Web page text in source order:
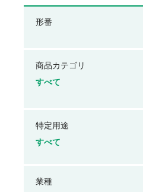
形番
商品カテゴリ
すべて
特定用途
すべて
業種